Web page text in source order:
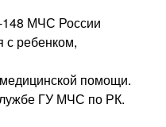
148 МЧС России
с ребенком,
помощи.
ГУ МЧС по РК.